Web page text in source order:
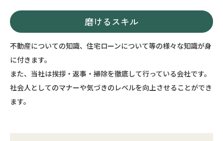
磨けるスキル
不動産についての知識、住宅ローンについて等の様々な知識が身
に付きます。
また、当社は挨拶・返事・掃除を徹底して行っている会社です。
社会人としてのマナーや気づきのレベルを向上させることができ
ます。